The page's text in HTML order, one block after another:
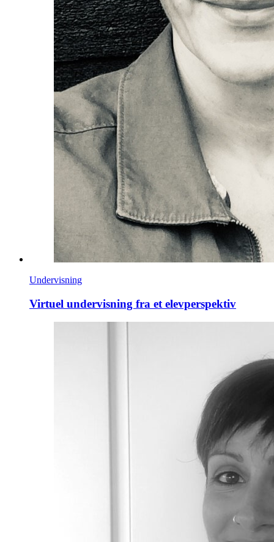
Undervisning
Virtuel undervisning fra et elevperspektiv